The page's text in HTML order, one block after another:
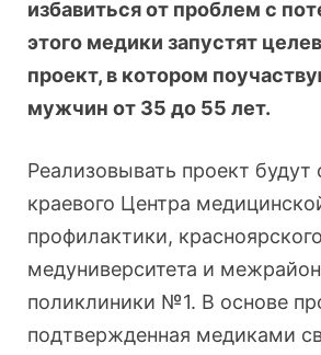
избавиться от проблем с
этого медики запустят
проект, в котором
мужчин от 35 до 55 лет.
Реализовывать проект будут
краевого Центра
профилактики, красноярского
медуниверситета и
поликлиники №1. В основе
подтвержденная медиками